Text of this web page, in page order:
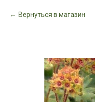
Вернуться в магазин